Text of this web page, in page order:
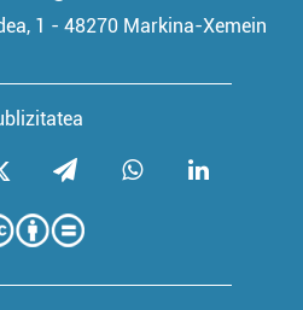
1 - 48270 Markina-Xemein